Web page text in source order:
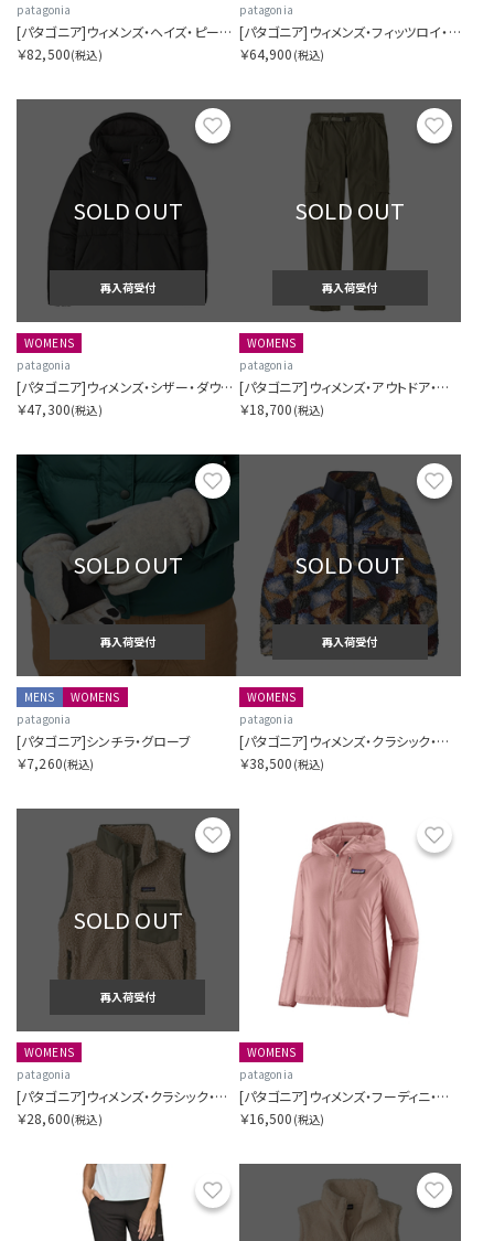
patagonia
[パタゴニア]ウィメンズ・ヘイズ・ピーク・スリーインワン・パーカ
￥82,500(税込)
patagonia
[パタゴニア]ウィメンズ・フィッツロイ・ダウン・パーカ
￥64,900 (税込)
お気に入り
SOLD OUT
再入荷受付
WOMENS
patagonia
[パタゴニア]ウィメンズ・シザー・ダウン・フーディ・ジャケット
￥47,300(税込)
SOLD OUT
再入荷受付
WOMENS
patagonia
[パタゴニア]ウィメンズ・アウトドア・エブリデー・カーゴ・パンツ
￥18,700 (税込)
お気に入り
SOLD OUT
再入荷受付
MENS
WOMENS
patagonia
[パタゴニア]シンチラ・グローブ
￥7,260(税込)
SOLD OUT
再入荷受付
WOMENS
patagonia
[パタゴニア]ウィメンズ・クラシック・レトロX・ジャケット
￥38,500 (税込)
お気に入り
SOLD OUT
再入荷受付
WOMENS
patagonia
[パタゴニア]ウィメンズ・クラシック・レトロX・ベスト
￥28,600(税込)
WOMENS
patagonia
[パタゴニア]ウィメンズ・フーディニ・ジャケット
￥16,500 (税込)
お気に入り